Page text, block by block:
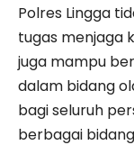
Polres Lingga
tugas menjaga
juga mampu
dalam bidang
bagi seluruh
berbagai